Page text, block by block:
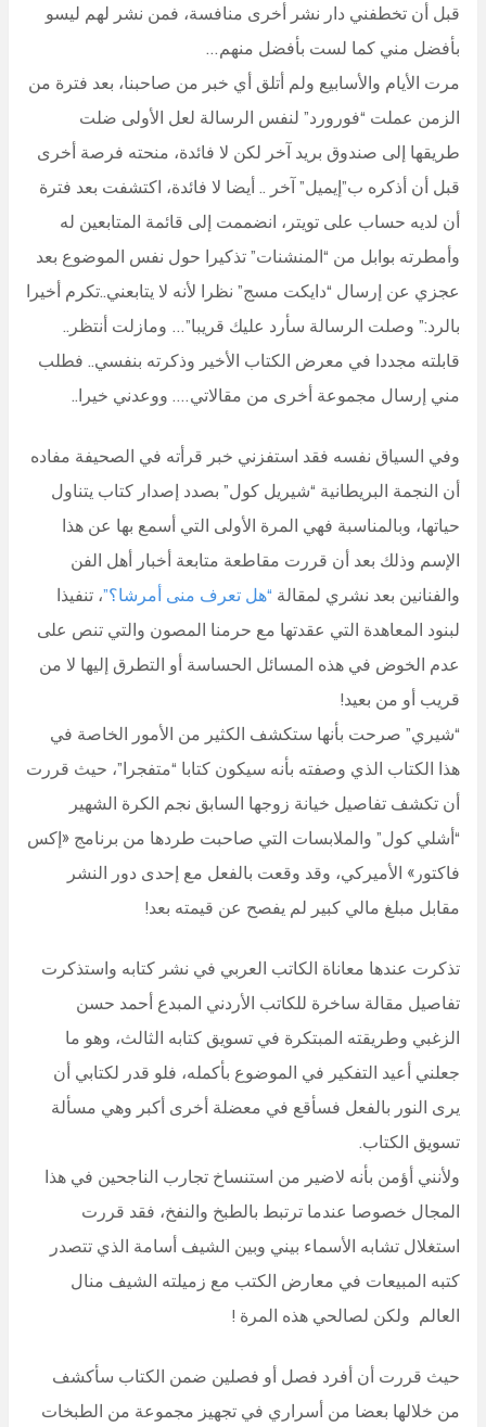
قبل أن تخطفني دار نشر أخرى منافسة، فمن نشر لهم ليسو
بأفضل مني كما لست بأفضل منهم…
مرت الأيام والأسابيع ولم أتلق أي خبر من صاحبنا، بعد فترة من
الزمن عملت “فورورد” لنفس الرسالة لعل الأولى ضلت
طريقها إلى صندوق بريد آخر لكن لا فائدة، منحته فرصة أخرى
قبل أن أذكره ب”إيميل” آخر .. أيضا لا فائدة، اكتشفت بعد فترة
أن لديه حساب على تويتر، انضممت إلى قائمة المتابعين له
وأمطرته بوابل من “المنشنات” تذكيرا حول نفس الموضوع بعد
عجزي عن إرسال “دايكت مسج” نظرا لأنه لا يتابعني..تكرم أخيرا
بالرد:” وصلت الرسالة سأرد عليك قريبا”… ومازلت أنتظر..
قابلته مجددا في معرض الكتاب الأخير وذكرته بنفسي.. فطلب
مني إرسال مجموعة أخرى من مقالاتي…. ووعدني خيرا..
وفي السياق نفسه فقد استفزني خبر قرأته في الصحيفة مفاده
أن النجمة البريطانية “شيريل كول” بصدد إصدار كتاب يتناول
حياتها، وبالمناسبة فهي المرة الأولى التي أسمع بها عن هذا
الإسم وذلك بعد أن قررت مقاطعة متابعة أخبار أهل الفن
والفنانين بعد نشري لمقالة “هل تعرف منى أمرشا؟”، تنفيذا
لبنود المعاهدة التي عقدتها مع حرمنا المصون والتي تنص على
عدم الخوض في هذه المسائل الحساسة أو التطرق إليها لا من
قريب أو من بعيد!
“شيري” صرحت بأنها ستكشف الكثير من الأمور الخاصة في
هذا الكتاب الذي وصفته بأنه سيكون كتابا “متفجرا”، حيث قررت
أن تكشف تفاصيل خيانة زوجها السابق نجم الكرة الشهير
“أشلي كول” والملابسات التي صاحبت طردها من برنامج «إكس
فاكتور» الأميركي، وقد وقعت بالفعل مع إحدى دور النشر
مقابل مبلغ مالي كبير لم يفصح عن قيمته بعد!
تذكرت عندها معاناة الكاتب العربي في نشر كتابه واستذكرت
تفاصيل مقالة ساخرة للكاتب الأردني المبدع أحمد حسن
الزغبي وطريقته المبتكرة في تسويق كتابه الثالث، وهو ما
جعلني أعيد التفكير في الموضوع بأكمله، فلو قدر لكتابي أن
يرى النور بالفعل فسأقع في معضلة أخرى أكبر وهي مسألة
تسويق الكتاب.
ولأنني أؤمن بأنه لاضير من استنساخ تجارب الناجحين في هذا
المجال خصوصا عندما ترتبط بالطبخ والنفخ، فقد قررت
استغلال تشابه الأسماء بيني وبين الشيف أسامة الذي تتصدر
كتبه المبيعات في معارض الكتب مع زميلته الشيف منال
العالم ولكن لصالحي هذه المرة !
حيث قررت أن أفرد فصل أو فصلين ضمن الكتاب سأكشف
من خلالها بعضا من أسراري في تجهيز مجموعة من الطبخات